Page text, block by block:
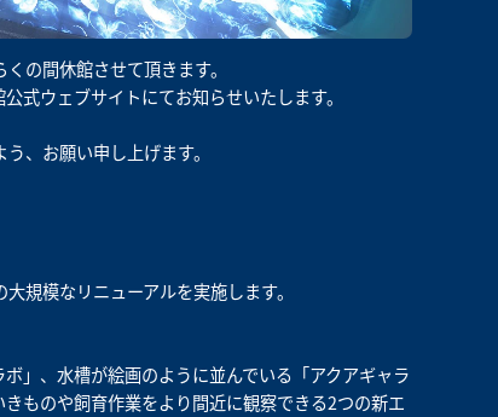
の間休館させて頂きます。
式ウェブサイトにてお知らせいたします。
、お願い申し上げます。
規模なリニューアルを実施します。
」、水槽が絵画のように並んでいる「アクアギャラ
ものや飼育作業をより間近に観察できる2つの新エ